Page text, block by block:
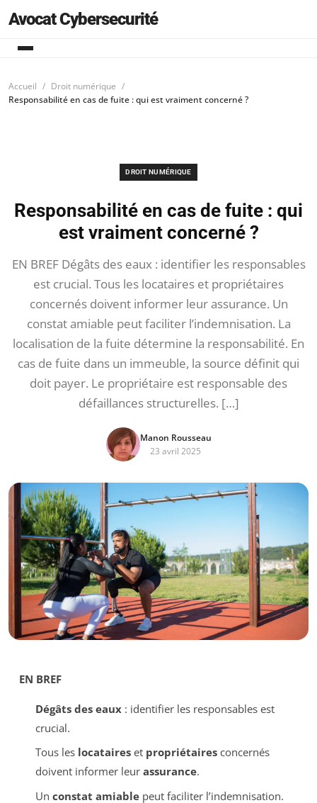
Avocat Cybersecurité
Accueil
Droit numérique
Responsabilité en cas de fuite : qui est vraiment concerné ?
DROIT NUMÉRIQUE
Responsabilité en cas de fuite : qui
est vraiment concerné ?
EN BREF Dégâts des eaux : identifier les responsables
est crucial. Tous les locataires et propriétaires
concernés doivent informer leur assurance. Un
constat amiable peut faciliter l’indemnisation. La
localisation de la fuite détermine la responsabilité. En
cas de fuite dans un immeuble, la source définit qui
doit payer. Le propriétaire est responsable des
défaillances structurelles. […]
Manon Rousseau
23 avril 2025
EN BREF
Dégâts des eaux: identifier les responsables est
crucial.
Tous les locataireset propriétairesconcernés
doivent informer leur assurance.
Un constat amiablepeut faciliter l’indemnisation.